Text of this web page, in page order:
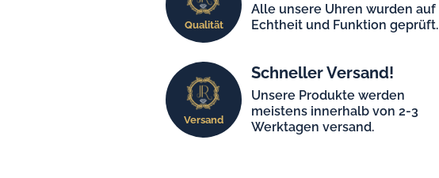
Qualität
Alle unsere Uhren wurden auf
Echtheit und Funktion geprüft.
Versand
Schneller Versand!
Unsere Produkte werden
meistens innerhalb von 2-3
Werktagen versand.